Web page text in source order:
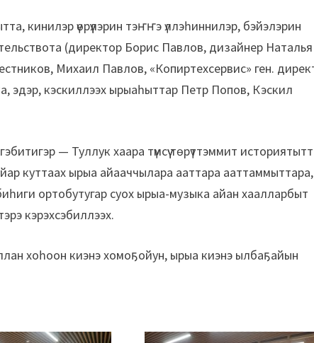
кинилэр үөрүүлэрин тэҥҥэ үллэһиннилэр, бэйэлэрин
(директор Борис Павлов, дизайнер Наталья
Михаил Павлов, «Копиртехсервис» ген.
кэскиллээх ырыаһыттар Петр Попов, Кэскил
— Туллук хаара түмсүү төрүттэммит
куттаах ырыа айааччылара ааттара ааттаммыттара,
ортобутугар суох ырыа-музыка айан хаалларбыт
кэрэхсэбиллээх.
хоһоон киэнэ хомоҕойун, ырыа киэнэ ылбаҕайын